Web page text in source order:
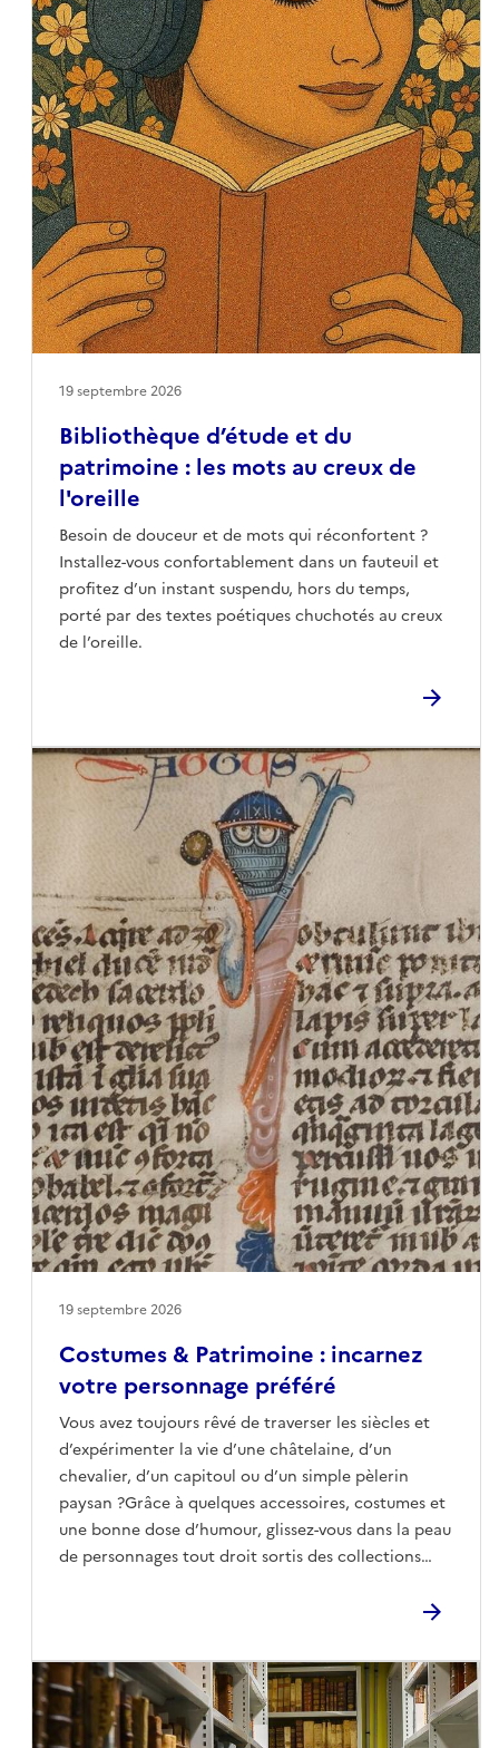
Bibliothèque d’étude et du
patrimoine : les mots au creux de
l'oreille
Besoin de douceur et de mots qui réconfortent ?
Installez-vous confortablement dans un fauteuil et
profitez d’un instant suspendu, hors du temps,
porté par des textes poétiques chuchotés au creux
de l’oreille.
19 septembre 2026
Costumes & Patrimoine : incarnez
votre personnage préféré
Vous avez toujours rêvé de traverser les siècles et
d’expérimenter la vie d’une châtelaine, d’un
chevalier, d’un capitoul ou d’un simple pèlerin
paysan ?Grâce à quelques accessoires, costumes et
une bonne dose d’humour, glissez-vous dans la peau
de personnages tout droit sortis des collections
19 septembre 2026